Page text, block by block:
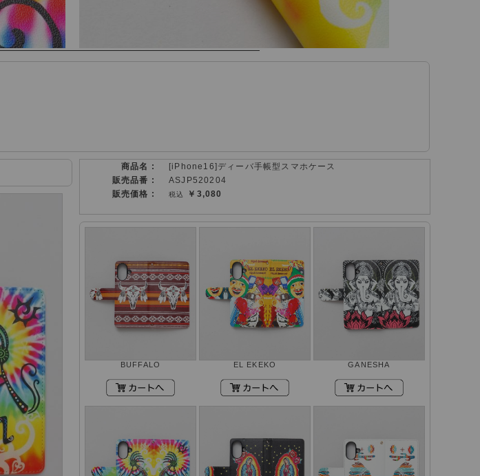
商品名 :
[iPhone16]ディーバ手帳型スマホケース
販売品番 :
ASJP520204
販売価格 :
￥3,080
BUFFALO EL EKEKO GANESHA